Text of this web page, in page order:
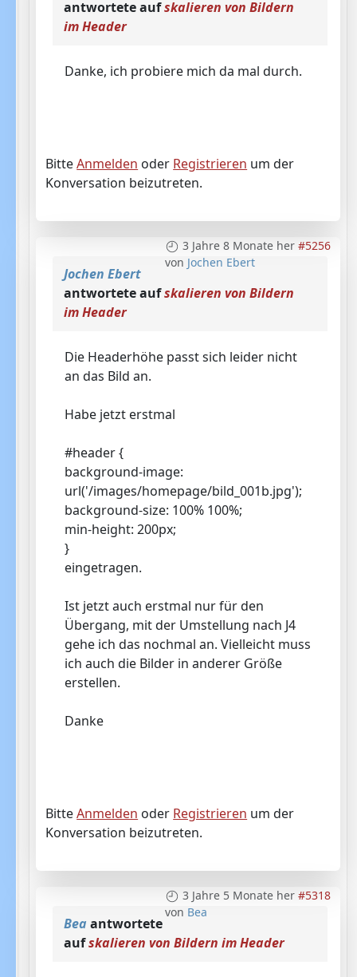
antwortete aufskalieren von Bildern
im Header
Danke, ich probiere mich da mal durch.
BitteAnmelden oder Registrieren um der
Konversation beizutreten.
3 Jahre 8 Monate her #5256
von Jochen Ebert
Jochen Ebert
antwortete aufskalieren von Bildern
im Header
Die Headerhöhe passt sich leider nicht
an das Bild an.
Habe jetzt erstmal
#header {
background-image:
url('/images/homepage/bild_001b.jpg');
background-size: 100% 100%;
min-height: 200px;
}
eingetragen.
Ist jetzt auch erstmal nur für den
Übergang, mit der Umstellung nach J4
gehe ich das nochmal an. Vielleicht muss
ich auch die Bilder in anderer Größe
erstellen.
Danke
BitteAnmelden oder Registrieren um der
Konversation beizutreten.
3 Jahre 5 Monate her #5318
von Bea
Bea antwortete
aufskalieren von Bildern im Header